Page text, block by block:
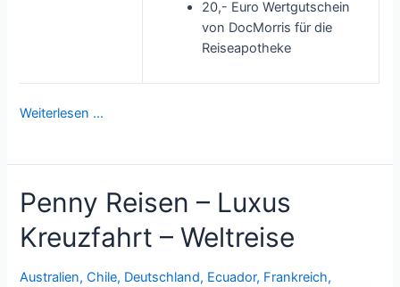
20,- Euro Wertgutschein
von DocMorris für die
Reiseapotheke
Weiterlesen …
Penny Reisen – Luxus
Kreuzfahrt – Weltreise
Australien,Chile, Deutschland, Ecuador, Frankreich,